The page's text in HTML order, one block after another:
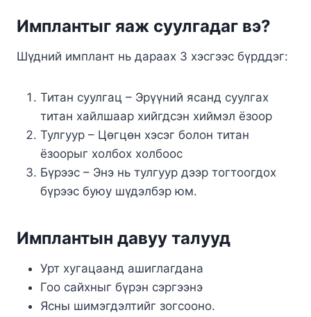
Имплантыг яаж суулгадаг вэ?
Шүдний имплант нь дараах 3 хэсгээс бүрддэг:
Титан суулгац – Эрүүний ясанд суулгах
титан хайлшаар хийгдсэн хиймэл ёзоор
Тулгуур – Цөгцөн хэсэг болон титан
ёзоорыг холбох холбоос
Бүрээс – Энэ нь тулгуур дээр тогтоогдох
бүрээс буюу шүдэлбэр юм.
Имплантын давуу талууд
Урт хугацаанд ашиглагдана
Гоо сайхныг бүрэн сэргээнэ
Ясны шимэгдэлтийг зогсооно.